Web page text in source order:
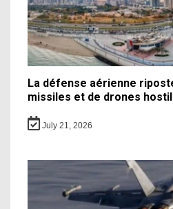
La défense aérienne
missiles et de drones
July 21, 2026